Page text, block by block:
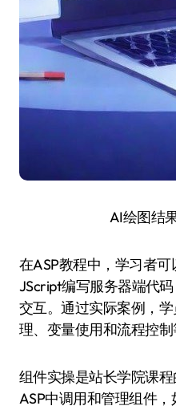
AI绘图结
在ASP教程中，学习者
JScript编写服务器端代
交互。通过实际案例，
理、变量使用和流程控制
组件实操是站长学院课
ASP中调用和管理组件